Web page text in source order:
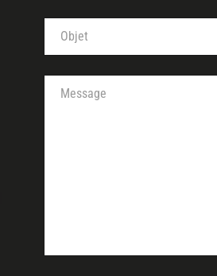
Objet de votre message
Votre message